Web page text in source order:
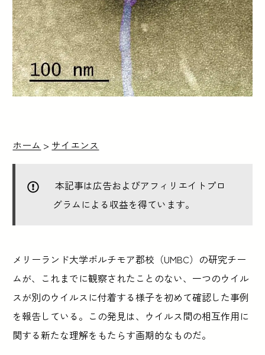
ホーム > サイエンス
本記事は広告およびアフィリエイトプロ
グラムによる収益を得ています。
メリーランド大学ボルチモア郡校（UMBC）の研究チー
ムが、これまでに観察されたことのない、一つのウイル
スが別のウイルスに付着する様子を初めて確認した事例
を報告している。この発見は、ウイルス間の相互作用に
関する新たな理解をもたらす画期的なものだ。